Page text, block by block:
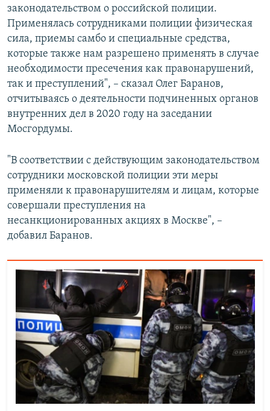
законодательством о российской полиции.
Применялась сотрудниками полиции физическая
сила, приемы самбо и специальные средства,
которые также нам разрешено применять в случае
необходимости пресечения как правонарушений,
так и преступлений", – сказал Олег Баранов,
отчитываясь о деятельности подчиненных органов
внутренних дел в 2020 году на заседании
Мосгордумы.
"В соответствии с действующим законодательством
сотрудники московской полиции эти меры
применяли к правонарушителям и лицам, которые
совершали преступления на
несанкционированных акциях в Москве", –
добавил Баранов.